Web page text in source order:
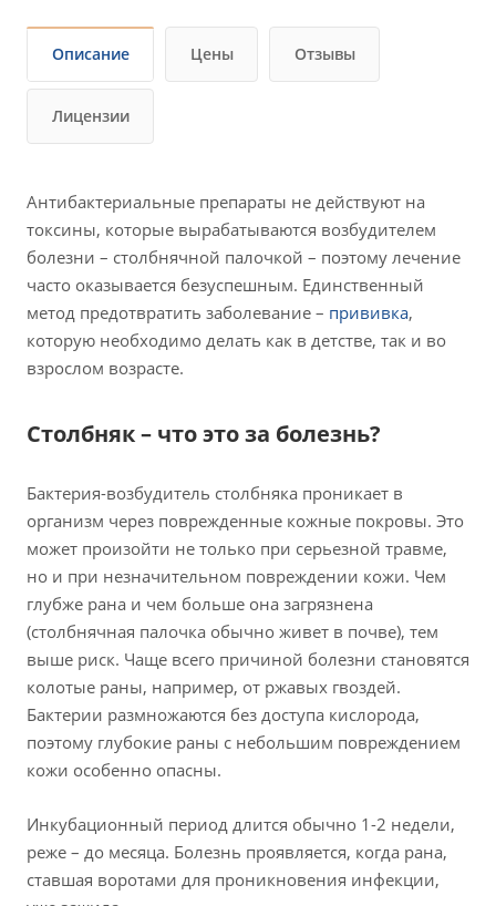
Описание Цены Отзывы
Лицензии
Антибактериальные препараты не действуют на
токсины, которые вырабатываются возбудителем
болезни – столбнячной палочкой – поэтому лечение
часто оказывается безуспешным. Единственный
метод предотвратить заболевание – прививка,
которую необходимо делать как в детстве, так и во
взрослом возрасте.
Столбняк – что это за болезнь?
Бактерия-возбудитель столбняка проникает в
организм через поврежденные кожные покровы. Это
может произойти не только при серьезной травме,
но и при незначительном повреждении кожи. Чем
глубже рана и чем больше она загрязнена
(столбнячная палочка обычно живет в почве), тем
выше риск. Чаще всего причиной болезни становятся
колотые раны, например, от ржавых гвоздей.
Бактерии размножаются без доступа кислорода,
поэтому глубокие раны с небольшим повреждением
кожи особенно опасны.
Инкубационный период длится обычно 1-2 недели,
реже – до месяца. Болезнь проявляется, когда рана,
ставшая воротами для проникновения инфекции,